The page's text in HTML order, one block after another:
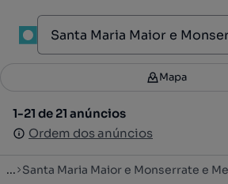
Filtros 3
1-21 de 21 anúncios
Ordem dos anúncios
Mapa
1-21 de 21 anúncios
Ordem dos anúncios
... Santa Maria Maior e Monserrate e